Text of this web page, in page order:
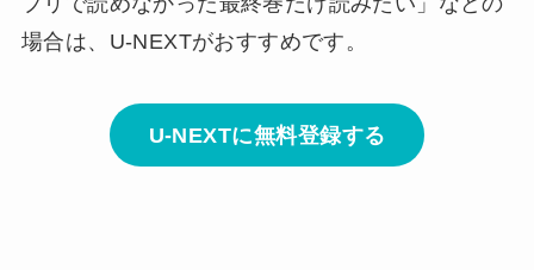
場合は、U-NEXTがおすすめです。
U-NEXTに無料登録する